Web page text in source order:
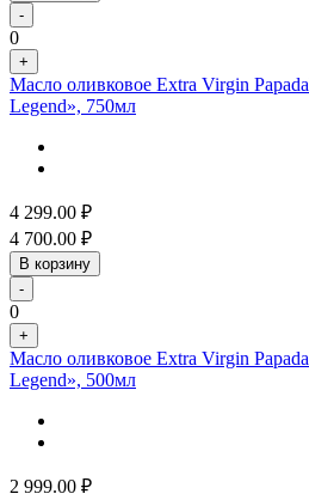
-
0
+
Масло оливковое Extra Virgin
Legend», 750мл
4 299.00 ₽
4 700.00 ₽
В корзину
-
0
+
Масло оливковое Extra Virgin
Legend», 500мл
2 999.00 ₽